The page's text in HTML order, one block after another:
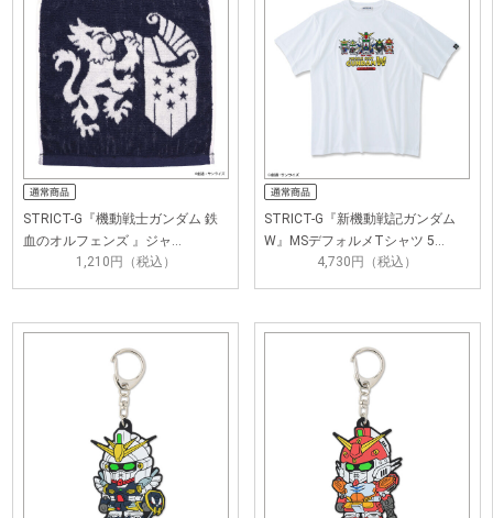
STRICT-G『機動戦士ガンダム 鉄
血のオルフェンズ 』ジャ…
1,210円（税込）
STRICT-G『新機動戦記ガンダム
W』MSデフォルメTシャツ 5…
4,730円（税込）